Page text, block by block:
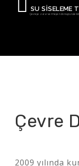
SU ŞİŞELEME
Çevreye zarar vermeyen
Çevre
2009 yılında